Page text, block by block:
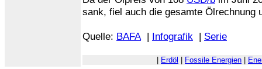
sank, fiel auch die gesamte Ölrechnung
Quelle: BAFA| Infografik | Serie
Erdöl Fossile Energien